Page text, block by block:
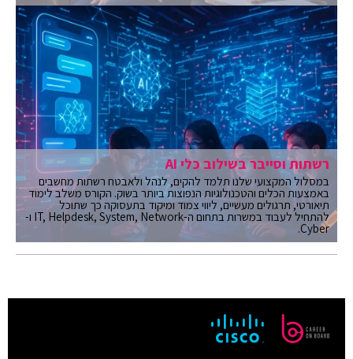
רשתות וסייבר בשילוב כלי AI
במסלול המקצועי שלנו תלמד להקים, לנהל ולאבטח רשתות מחשבים
באמצעות הכלים והטכנולוגיות הנפוצות ביותר בשוק. הקורס משלב לימוד
תיאורטי, תרגולים מעשיים, ליווי צמוד ומיקוד בתעסוקה כך שתוכל
להתחיל לעבוד במשרות בתחום ה-IT, Helpdesk, System, Network ו-
Cyber.